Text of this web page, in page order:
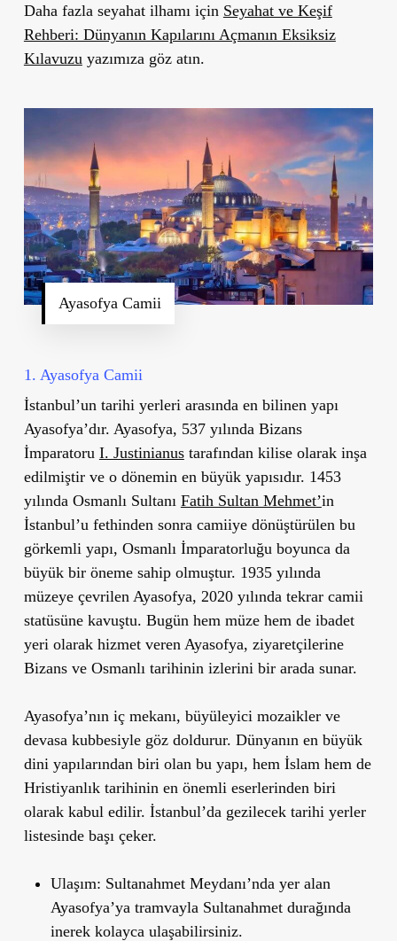
Daha fazla seyahat ilhamı için Seyahat ve Keşif
Rehberi: Dünyanın Kapılarını Açmanın Eksiksiz
Kılavuzu yazımıza göz atın.
Ayasofya Camii
1. Ayasofya Camii
İstanbul’un tarihi yerleri arasında en bilinen yapı
Ayasofya’dır. Ayasofya, 537 yılında Bizans
İmparatoru I. Justinianustarafından kilise olarak inşa
edilmiştir ve o dönemin en büyük yapısıdır. 1453
yılında Osmanlı Sultanı Fatih Sultan Mehmet’in
İstanbul’u fethinden sonra camiiye dönüştürülen bu
görkemli yapı, Osmanlı İmparatorluğu boyunca da
büyük bir öneme sahip olmuştur. 1935 yılında
müzeye çevrilen Ayasofya, 2020 yılında tekrar camii
statüsüne kavuştu. Bugün hem müze hem de ibadet
yeri olarak hizmet veren Ayasofya, ziyaretçilerine
Bizans ve Osmanlı tarihinin izlerini bir arada sunar.
Ayasofya’nın iç mekanı, büyüleyici mozaikler ve
devasa kubbesiyle göz doldurur. Dünyanın en büyük
dini yapılarından biri olan bu yapı, hem İslam hem de
Hristiyanlık tarihinin en önemli eserlerinden biri
olarak kabul edilir. İstanbul’da gezilecek tarihi yerler
listesinde başı çeker.
Ulaşım: Sultanahmet Meydanı’nda yer alan
Ayasofya’ya tramvayla Sultanahmet durağında
inerek kolayca ulaşabilirsiniz.